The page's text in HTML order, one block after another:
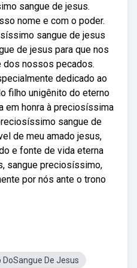
sangue de jesus.
nome e com o poder.
sangue de jesus
de jesus para que nos
dos nossos pecados.
dedicado ao
filho unigênito do eterno
em honra à preciosíssima
sangue de
de meu amado jesus,
e fonte de vida eterna
sangue preciosíssimo,
por nós ante o trono
DoSangue De Jesus